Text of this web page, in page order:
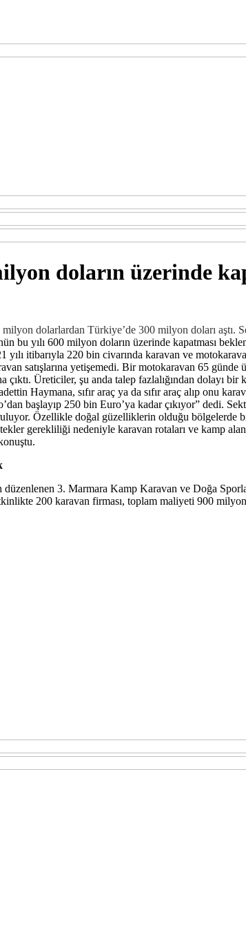
doların üzerinde
dolarlardan Türkiye’de 300 milyon doları aştı.
bu yılı 600 milyon doların üzerinde kapatması
yılı itibarıyla 220 bin civarında karavan ve
satışlarına yetişemedi. Bir motokaravan 65
Üreticiler, şu anda talep fazlalığından dolayı
Haymana, sıfır araç ya da sıfır araç alıp onu
başlayıp 250 bin Euro’ya kadar çıkıyor” dedi.
Özellikle doğal güzelliklerin olduğu bölgelerde
gerekliliği nedeniyle karavan rotaları ve kamp
3. Marmara Kamp Karavan ve Doğa
200 karavan firması, toplam maliyeti 900